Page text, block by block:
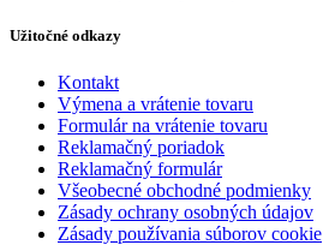
Užitočné odkazy
Kontakt
Výmena a vrátenie tovaru
Formulár na vrátenie tovaru
Reklamačný poriadok
Reklamačný formulár
Všeobecné obchodné podmienky
Zásady ochrany osobných údajov
Zásady používania súborov cookie